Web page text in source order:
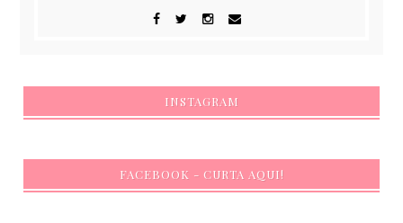
INSTAGRAM
FACEBOOK - CURTA AQUI!